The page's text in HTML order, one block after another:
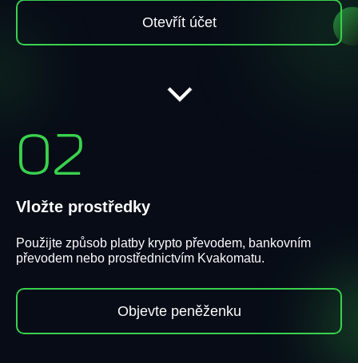
Otevřít účet
02
Vložte prostředky
Použijte způsob platby krypto převodem, bankovním
převodem nebo prostřednictvím Kvakomatu.
Objevte peněženku